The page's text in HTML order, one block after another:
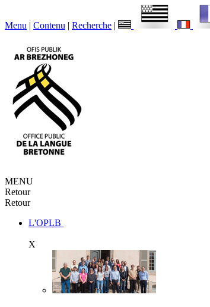
Menu | Contenu | Recherche |
MENU
Retour
Retour
L'OPLB
X